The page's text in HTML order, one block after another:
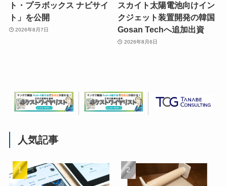
ト・プラボックス ナビサイ
ト」を公開
2026年8月7日
スカイト太陽電池向けイン
クジェット装置開発の韓国
Gosan Techへ追加出資
2026年8月6日
人気記事